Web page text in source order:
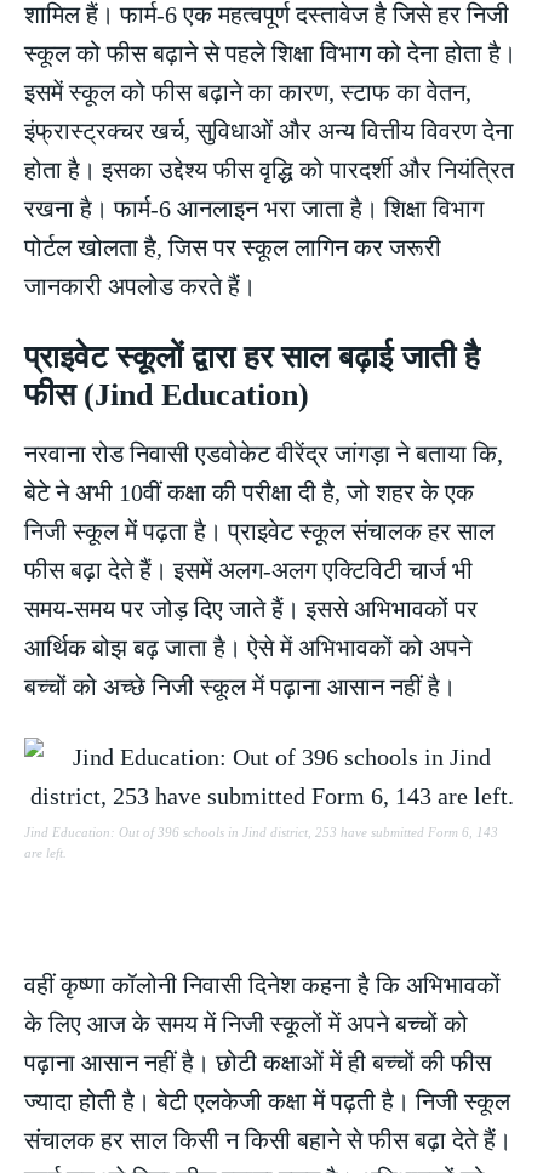
शामिल हैं। फार्म-6 एक महत्वपूर्ण दस्तावेज है जिसे हर निजी
स्कूल को फीस बढ़ाने से पहले शिक्षा विभाग को देना होता है।
इसमें स्कूल को फीस बढ़ाने का कारण, स्टाफ का वेतन,
इंफ्रास्ट्रक्चर खर्च, सुविधाओं और अन्य वित्तीय विवरण देना
होता है। इसका उद्देश्य फीस वृद्धि को पारदर्शी और नियंत्रित
रखना है। फार्म-6 आनलाइन भरा जाता है। शिक्षा विभाग
पोर्टल खोलता है, जिस पर स्कूल लागिन कर जरूरी
जानकारी अपलोड करते हैं।
प्राइवेट स्कूलों द्वारा हर साल बढ़ाई जाती है
फीस (Jind Education)
नरवाना रोड निवासी एडवोकेट वीरेंद्र जांगड़ा ने बताया कि,
बेटे ने अभी 10वीं कक्षा की परीक्षा दी है, जो शहर के एक
निजी स्कूल में पढ़ता है। प्राइवेट स्कूल संचालक हर साल
फीस बढ़ा देते हैं। इसमें अलग-अलग एक्टिविटी चार्ज भी
समय-समय पर जोड़ दिए जाते हैं। इससे अभिभावकों पर
आर्थिक बोझ बढ़ जाता है। ऐसे में अभिभावकों को अपने
बच्चों को अच्छे निजी स्कूल में पढ़ाना आसान नहीं है।
Jind Education: Out of 396 schools in Jind district, 253 have submitted Form 6, 143
are left.
वहीं कृष्णा कॉलोनी निवासी दिनेश कहना है कि अभिभावकों
के लिए आज के समय में निजी स्कूलों में अपने बच्चों को
पढ़ाना आसान नहीं है। छोटी कक्षाओं में ही बच्चों की फीस
ज्यादा होती है। बेटी एलकेजी कक्षा में पढ़ती है। निजी स्कूल
संचालक हर साल किसी न किसी बहाने से फीस बढ़ा देते हैं।